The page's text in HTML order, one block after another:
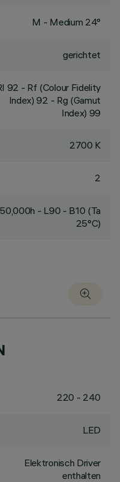
M - Medium 24°
gerichtet
92 - Rf (Colour Fidelity
Index) 92 - Rg (Gamut
Index) 99
2700 K
2
- L90 - B10 (Ta
25°C)
220 - 240
LED
Elektronisch Driver
enthalten